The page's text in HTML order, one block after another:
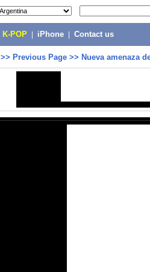
K-POP iPhone Contact us
>> Previous Page >> Nueva amenaza